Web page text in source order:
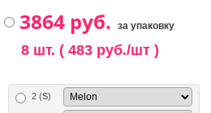
за упаковку
8 шт. ( 483 руб./шт )
2 (S)